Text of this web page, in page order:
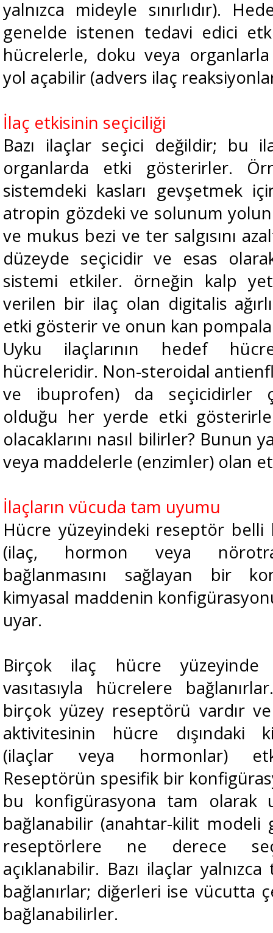
yalnızca mideyle sınırlıdır).
genelde istenen tedavi edici
hücrelerle, doku veya
yol açabilir (advers ilaç
İlaç etkisinin seçiciliği
Bazı ilaçlar seçici değildir; bu
organlarda etki gösterirler.
sistemdeki kasları gevşetmek
atropin gözdeki ve solunum
ve mukus bezi ve ter salgısını
düzeyde seçicidir ve esas
sistemi etkiler. örneğin kalp
verilen bir ilaç olan digitalis
etki gösterir ve onun kan
Uyku ilaçlarının hedef
hücreleridir. Non-steroidal
ve ibuprofen) da seçicidirler
olduğu her yerde etki
olacaklarını nasıl bilirler? Bunun
veya maddelerle (enzimler) olan
İlaçların vücuda tam uyumu
Hücre yüzeyindeki reseptör belli
(ilaç, hormon veya
bağlanmasını sağlayan bir
kimyasal maddenin
uyar.
Birçok ilaç hücre yüzeyinde
vasıtasıyla hücrelere
birçok yüzey reseptörü vardır
aktivitesinin hücre dışındaki
(ilaçlar veya hormonlar)
Reseptörün spesifik bir
bu konfigürasyona tam olarak
bağlanabilir (anahtar-kilit modeli
reseptörlere ne derece
açıklanabilir. Bazı ilaçlar
bağlanırlar; diğerleri ise vücutta
bağlanabilirler.